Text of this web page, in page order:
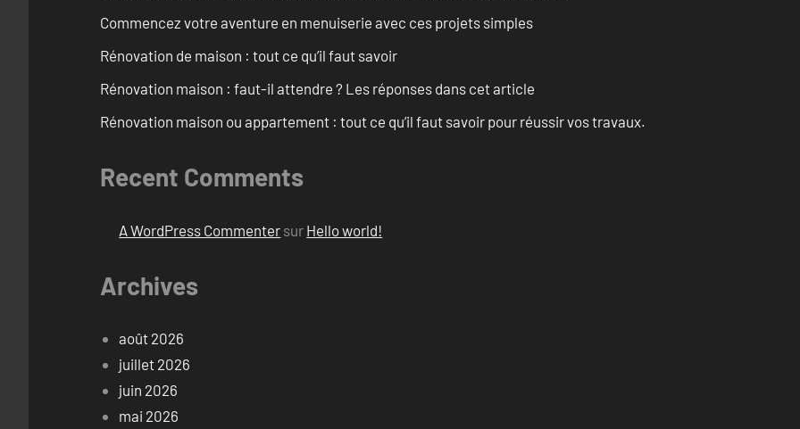
Commencez votre aventure en menuiserie avec ces projets simples
Rénovation de maison : tout ce qu’il faut savoir
Rénovation maison : faut-il attendre ? Les réponses dans cet article
Rénovation maison ou appartement : tout ce qu’il faut savoir pour réussir vos travaux.
Recent Comments
A WordPress Commenter sur Hello world!
Archives
août 2026
juillet 2026
juin 2026
mai 2026